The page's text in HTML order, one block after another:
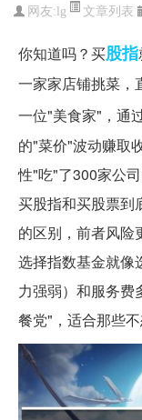
网友: lg 文章列表
你知道吗？买股指
一家家店铺挑菜，
一位"美食家"，通
的"菜价"波动赚取
性"吃"了300家公
买股指和买股票到
的区别，前者风险
选择指数基金就像
力强弱）和服务费
餐党"，适合那些